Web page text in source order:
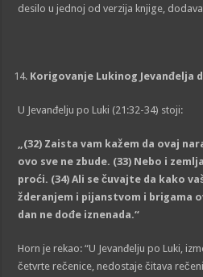
desilo u jednoj od verzija knjige,
Korigovanje Lukinog Jevanđelja
U Jevanđelju po Luki (21:32-34) stoji:
„(32) Zaista vam kažem da ovaj
ovo sve ne zbude. (33) Nebo i
proći. (34) Ali se čuvajte da kako
žderanjem i pijanstvom i brigama
dan ne dođe iznenada.“
Horn je rekao: “U Jevanđelju po Luki,
četvrte rečenice, nedostaje čitava